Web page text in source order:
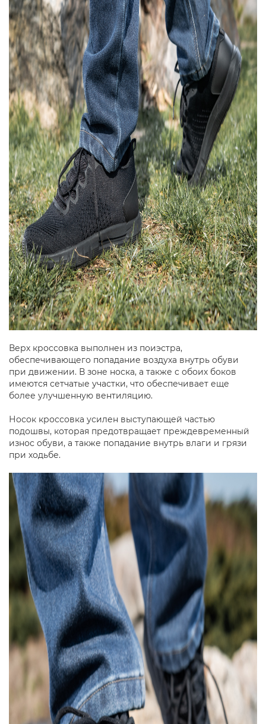
Верх кроссовка выполнен из поиэстра,
обеспечивающего попадание воздуха внутрь обуви
при движении. В зоне носка, а также с обоих боков
имеются сетчатые участки, что обеспечивает еще
более улучшенную вентиляцию.
Носок кроссовка усилен выступающей частью
подошвы, которая предотвращает преждевременный
износ обуви, а также попадание внутрь влаги и грязи
при ходьбе.